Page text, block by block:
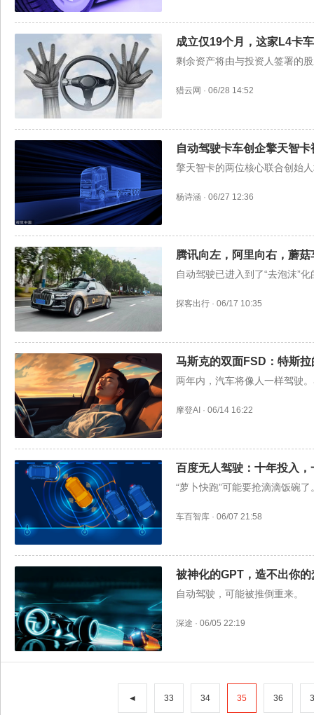
成立仅19个月，这家L4卡
剩余资产将由与投资人签署的
猎云网 · 06/28 14:52
自动驾驶卡车创企擎天智
擎天智卡的两位核心联合创始
杨诗涵 · 06/27 12:36
腾讯向左，阿里向右，蘑
自动驾驶已进入到了“去泡沫”
探客出行 · 06/17 10:35
马斯克的双面FSD：特斯
两年内，汽车将像人一样驾驶
摩登AI · 06/14 16:22
百度无人驾驶：十年投入，
“萝卜快跑”可能要抢滴滴饭碗了
车百智库 · 06/07 21:58
被神化的GPT，造不出你的
自动驾驶，可能被推倒重来。
深途 · 06/05 22:19
◄ 33 34 35 36